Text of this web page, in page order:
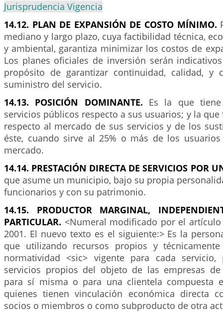
Jurisprudencia Vigencia
14.12. PLAN DE EXPANSIÓN DE COSTO MÍNIMO.
mediano y largo plazo, cuya factibilidad técnica,
y ambiental, garantiza minimizar los costos de
Los planes oficiales de inversión serán
propósito de garantizar continuidad, calidad, y
suministro del servicio.
14.13. POSICIÓN DOMINANTE. Es la que
servicios públicos respecto a sus usuarios; y la
respecto al mercado de sus servicios y de los
éste, cuando sirve al 25% o más de los
mercado.
14.14. PRESTACIÓN DIRECTA DE SERVICIOS POR
que asume un municipio, bajo su propia
funcionarios y con su patrimonio.
14.15. PRODUCTOR MARGINAL,
PARTICULAR. <Numeral modificado por el
2001. El nuevo texto es el siguiente:> Es la
que utilizando recursos propios y
normatividad <sic> vigente para cada
servicios propios del objeto de las empresas
para sí misma o para una clientela compuesta
quienes tienen vinculación económica directa
socios o miembros o como subproducto de otra